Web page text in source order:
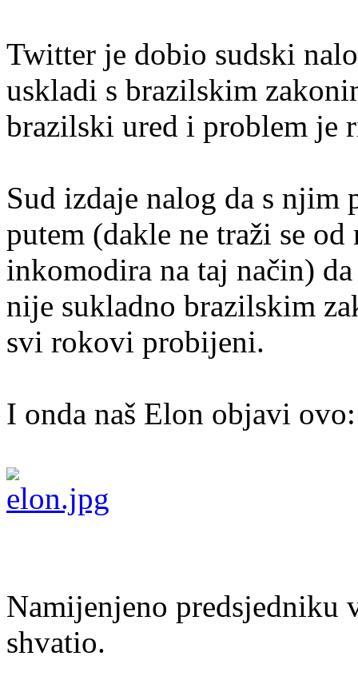
Twitter je dobio sudski
uskladi s brazilskim
brazilski ured i problem je
Sud izdaje nalog da s
putem (dakle ne traži se
inkomodira na taj način)
nije sukladno brazilskim
svi rokovi probijeni.
I onda naš Elon objavi ovo:
Namijenjeno predsjedniku
shvatio.